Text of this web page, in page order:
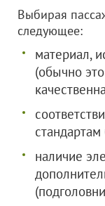
Выбирая
следующее:
материал,
(обычно
наличие